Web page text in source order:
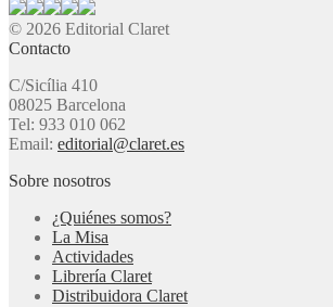
© 2026 Editorial Claret
Contacto
C/Sicília 410
08025 Barcelona
Tel: 933 010 062
Email: editorial@claret.es
Sobre nosotros
¿Quiénes somos?
La Misa
Actividades
Librería Claret
Distribuidora Claret